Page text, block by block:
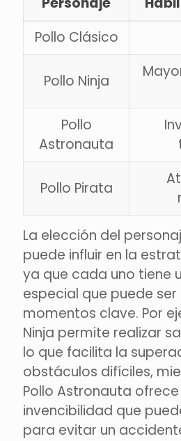
Pollo Clásico
Pollo Ninja
Pollo
Astronauta
Pollo Pirata
La elección del
puede influir en la
ya que cada uno tiene
especial que puede ser
momentos clave. Por
Ninja permite realizar
lo que facilita la
obstáculos difíciles,
Pollo Astronauta
invencibilidad que
para evitar un